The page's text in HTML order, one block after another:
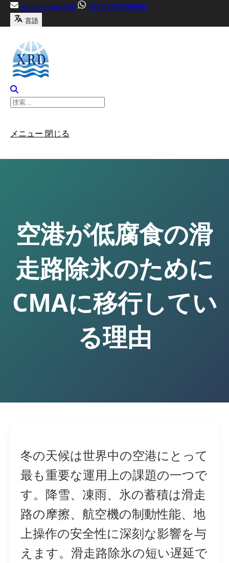
へ
[email protected] +86-13356799699
言語
メニュー 閉じる
空港が低腐食の滑
走路除氷のために
CMAに移行してい
る理由
冬の天候は世界中の空港にとって
最も重要な運用上の課題の一つで
す。降雪、凍雨、氷の蓄積は滑走
路の摩擦、航空機の制動性能、地
上操作の安全性に深刻な影響を与
えます。滑走路除氷の短い遅延で